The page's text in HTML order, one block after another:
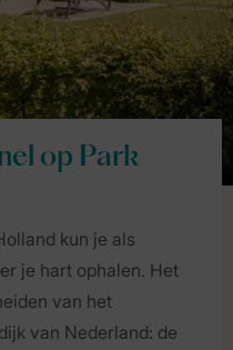
op Park
kun je als
je hart ophalen. Het
van het
van Nederland: de